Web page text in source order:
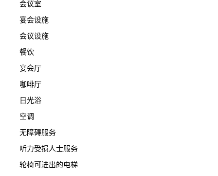
会议室
宴会设施
会议设施
餐饮
宴会厅
咖啡厅
日光浴
空调
无障碍服务
听力受损人士服务
轮椅可进出的电梯